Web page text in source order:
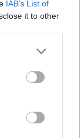
IAB’s List of
it to other
more Google
may click to
tags to
below Google
για την «Ελπίδα
Δημοκρατίας»